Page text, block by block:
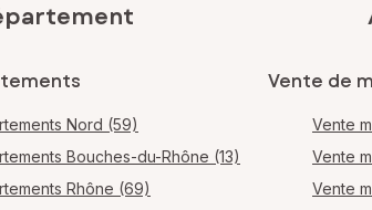
Nord (59)
Bouches-du-Rhône (13)
Rhône (69)
Vente de
Vente
Vente
Vente